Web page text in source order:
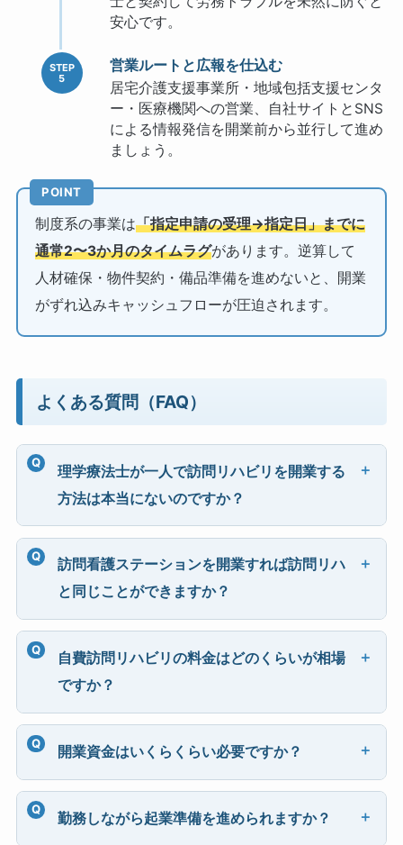
安心です。
営業ルートと広報を仕込む
居宅介護支援事業所・地域包括支援センタ
ー・医療機関への営業、自社サイトとSNS
による情報発信を開業前から並行して進め
ましょう。
POINT
制度系の事業は「指定申請の受理→指定日」までに
通常2〜3か月のタイムラグがあります。逆算して
人材確保・物件契約・備品準備を進めないと、開業
がずれ込みキャッシュフローが圧迫されます。
よくある質問（FAQ）
理学療法士が一人で訪問リハビリを開業する
方法は本当にないのですか？
訪問看護ステーションを開業すれば訪問リハ
と同じことができますか？
自費訪問リハビリの料金はどのくらいが相場
ですか？
開業資金はいくらくらい必要ですか？
勤務しながら起業準備を進められますか？